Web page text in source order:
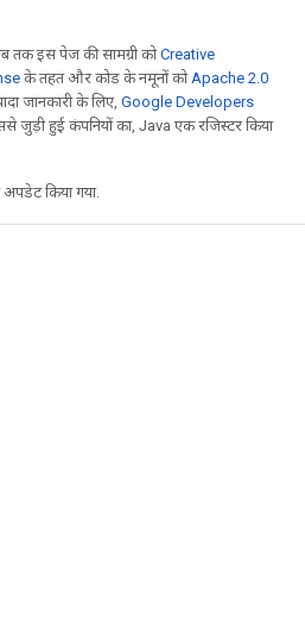
इस पेज की सामग्री कोCreative
के तहत और कोड के नमूनों कोApache 2.0
जानकारी के लिए, Google Developers
हुई कंपनियों का, Java एक रजिस्टर किया
किया गया.